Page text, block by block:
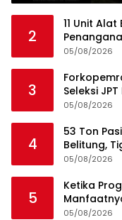
2
11 Unit
Kecamatan
05/08/2026
3
Seleksi
dan
05/08/2026
4
53 Ton
Belitung,
Diburu
05/08/2026
5
Ketika
05/08/2026